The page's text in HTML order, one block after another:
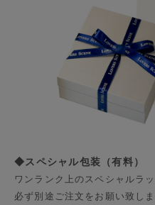
◆スペシャル包装（有料）
ワンランク上のスペシャルラ
必ず別途ご注文をお願い致しま